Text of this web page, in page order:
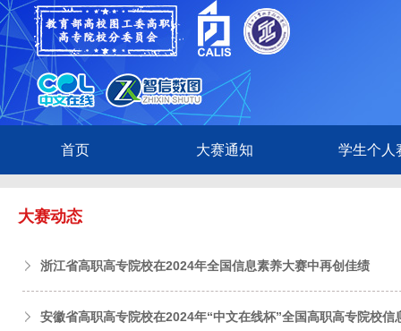
首页 大赛通知 学生个人
大赛动态
浙江省高职高专院校在2024年全国信息素养大赛中再创佳绩
安徽省高职高专院校在2024年“中文在线杯”全国高职高专院校信